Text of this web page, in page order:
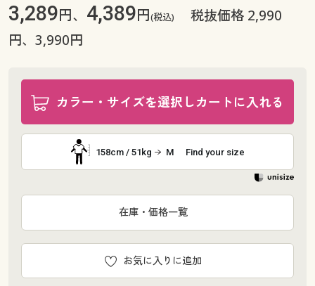
3,289円、 4,389円(税込)
税抜価格 2,990
円、3,990円
カラー・サイズを選択しカートに入れる
158cm / 51kg M Find your size
お気に入りに追加
在庫・価格一覧